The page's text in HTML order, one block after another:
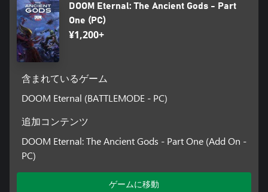
DOOM Eternal: The Ancient Gods - Part
One (PC)
¥1,200+
含まれているゲーム
DOOM Eternal (BATTLEMODE - PC)
追加コンテンツ
DOOM Eternal: The Ancient Gods - Part One (Add On -
PC)
ゲームに移動